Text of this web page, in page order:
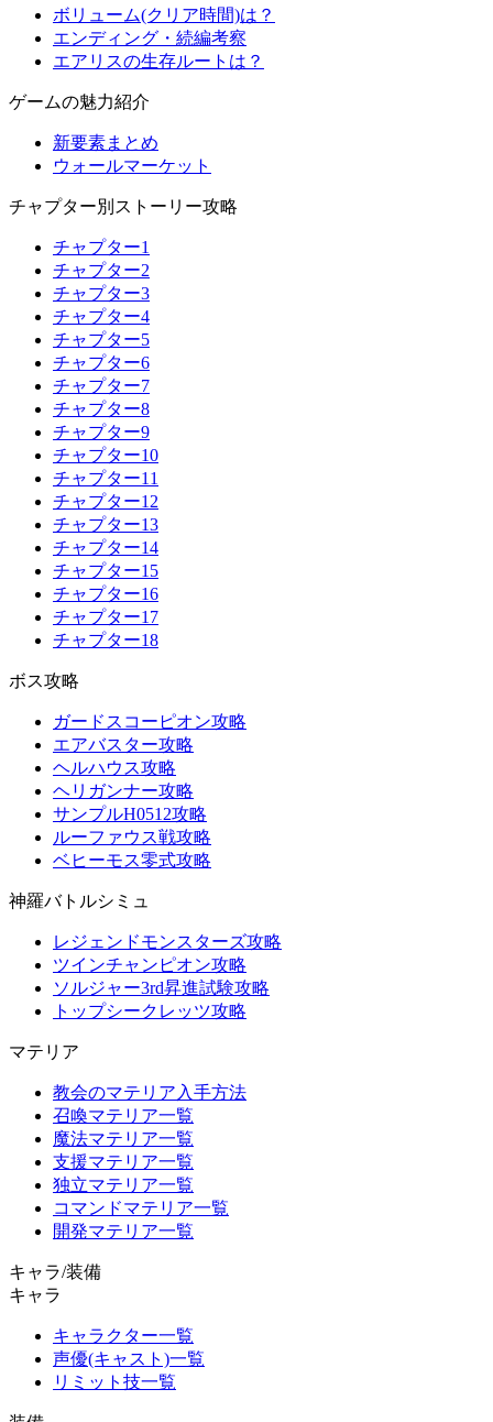
ボリューム(クリア時間)は？
エンディング・続編考察
エアリスの生存ルートは？
ゲームの魅力紹介
新要素まとめ
ウォールマーケット
チャプター別ストーリー攻略
チャプター1
チャプター2
チャプター3
チャプター4
チャプター5
チャプター6
チャプター7
チャプター8
チャプター9
チャプター10
チャプター11
チャプター12
チャプター13
チャプター14
チャプター15
チャプター16
チャプター17
チャプター18
ボス攻略
ガードスコーピオン攻略
エアバスター攻略
ヘルハウス攻略
ヘリガンナー攻略
サンプルH0512攻略
ルーファウス戦攻略
ベヒーモス零式攻略
神羅バトルシミュ
レジェンドモンスターズ攻略
ツインチャンピオン攻略
ソルジャー3rd昇進試験攻略
トップシークレッツ攻略
マテリア
教会のマテリア入手方法
召喚マテリア一覧
魔法マテリア一覧
支援マテリア一覧
独立マテリア一覧
コマンドマテリア一覧
開発マテリア一覧
キャラ/装備
キャラ
キャラクター一覧
声優(キャスト)一覧
リミット技一覧